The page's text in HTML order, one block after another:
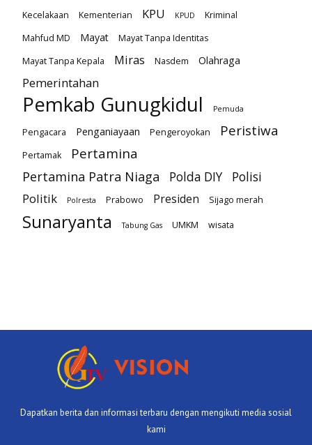
Kecelakaan
Kementerian KPU KPUD
Kriminal
Mahfud MD
Mayat
Mayat Tanpa Identitas
Mayat Tanpa Kepala
Miras Nasdem Olahraga
Pemerintahan
Pemkab Gunugkidul Pemuda
Pengacara Penganiayaan Pengeroyokan Peristiwa
Pertamak Pertamina
Pertamina Patra Niaga Polda DIY
Polisi
Politik
Polresta Prabowo Presiden Sijago merah
Sunaryanta Tabung Gas UMKM wisata
Dapatkan berita dan informasi terbaru dengan mengikuti media sosial
kami